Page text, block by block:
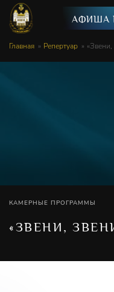
АФИША
Главная Репертуар «Звени,
КАМЕРНЫЕ ПРОГРАММЫ
«ЗВЕНИ,